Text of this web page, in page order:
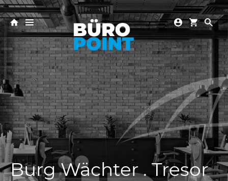
Burg Wächter . Tresor